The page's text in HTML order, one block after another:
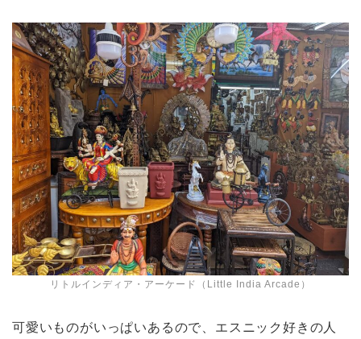
リトルインディア・アーケード（Little India Arcade）
可愛いものがいっぱいあるので、エスニック好きの人